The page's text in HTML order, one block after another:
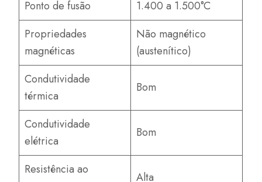
Ponto de fusão
1.400 a 1.500°C
Propriedades
magnéticas
Não magnético
(austenítico)
Condutividade
térmica
Bom
Condutividade
elétrica
Bom
Resistência ao
Alta